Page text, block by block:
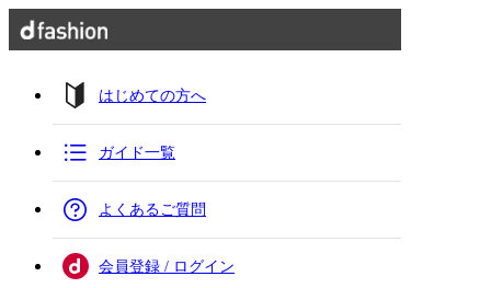
はじめての方へ
ガイド一覧
よくあるご質問
会員登録 / ログイン